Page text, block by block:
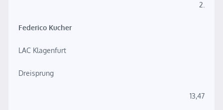
2.
Federico Kucher
LAC Klagenfurt
Dreisprung
13,47